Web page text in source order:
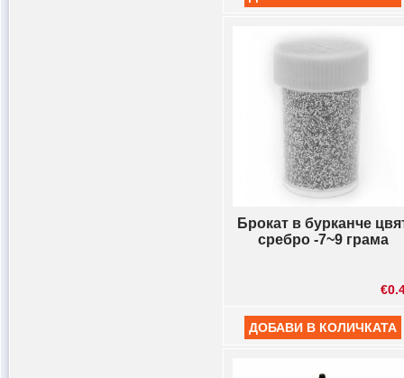
Брокат в бурканче
сребро -7~9 грама